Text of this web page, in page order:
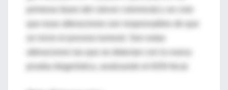
prueba diagnóstica, analizando el ADN fecal.